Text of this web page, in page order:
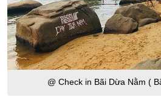
@ Check in Bãi Dừa Nằm (